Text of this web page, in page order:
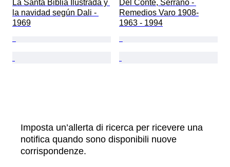
La Santa Biblia Ilustrada y
la navidad según Dali -
1969
Del Conte, Serrano -
Remedios Varo 1908-
1963 - 1994
Imposta un’allerta di ricerca per ricevere una
notifica quando sono disponibili nuove
corrispondenze.